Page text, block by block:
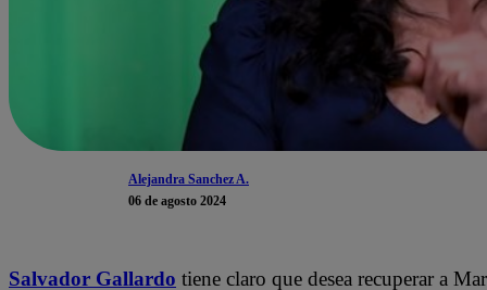
Alejandra Sanchez A.
06 de agosto 2024
Salvador Gallardo tiene claro que desea recuperar a